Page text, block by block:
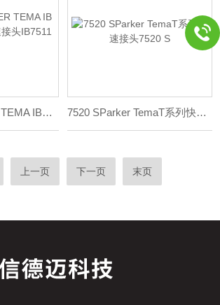
IB7511 VPARKER TEMA IB系列 平面液压快速接头IB7511 V 7520 SParker TemaT系列快速接头7520 S
上一页 下一页 末页